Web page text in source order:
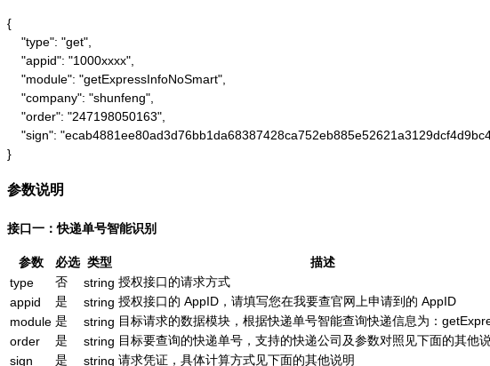
{
    "type": "get",
    "appid": "1000xxxx",
    "module": "getExpressInfoNoSmart",
    "company": "shunfeng",
    "order": "247198050163",
"sign":
}
参数说明
接口一：快递单号智能识别
参数 必选 类型
描述
type
否 string 授权接口的请求方式
appid
是 string 授权接口的 AppID，请填写您在我要查官网上申请到的 AppID
module 是 string 目标请求的数据模块，根据快递单号智能查询快递信息为：
order
是 string 目标要查询的快递单号，支持的快递公司及参数对照见下面的其他
sign
是 string 请求凭证，具体计算方式见下面的其他说明